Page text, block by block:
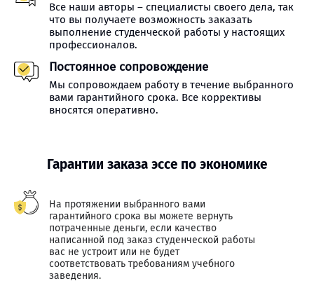
Все наши авторы – специалисты своего дела, так
что вы получаете возможность заказать
выполнение студенческой работы у настоящих
профессионалов.
Постоянное сопровождение
Мы сопровождаем работу в течение выбранного
вами гарантийного срока. Все коррективы
вносятся оперативно.
Гарантии заказа эссе по экономике
На протяжении выбранного вами
гарантийного срока вы можете вернуть
потраченные деньги, если качество
написанной под заказ студенческой работы
вас не устроит или не будет
соответствовать требованиям учебного
заведения.